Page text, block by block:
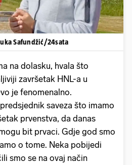
Safundžić/24sata
na dolasku, hvala što
završetak HNL-a u
je fenomenalno.
saveza što imamo
prvenstva, da danas
bit prvaci. Gdje god smo
o tome. Neka pobijedi
smo se na ovaj način